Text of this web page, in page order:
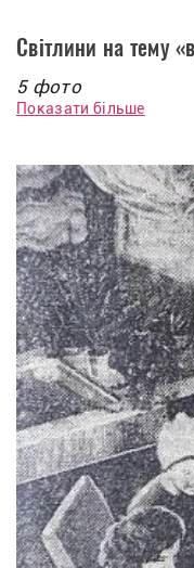
Світлини на тему
5 фото
Показати більше